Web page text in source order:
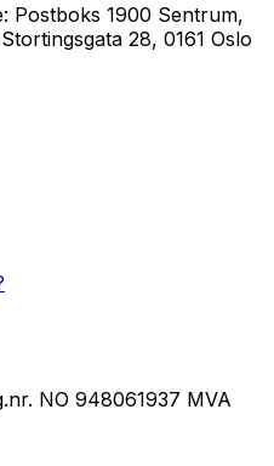
Postboks 1900 Sentrum,
28, 0161 Oslo
NO 948061937 MVA